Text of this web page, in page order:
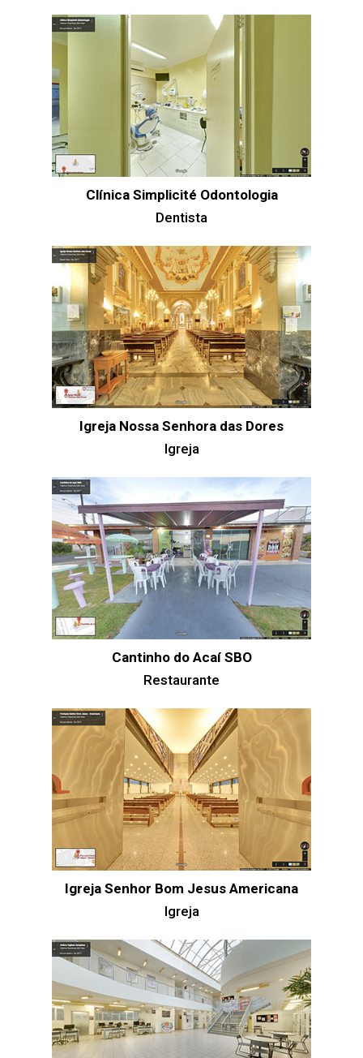
Clínica Simplicité Odontologia
Dentista
Igreja Nossa Senhora das Dores
Igreja
Cantinho do Acaí SBO
Restaurante
Igreja Senhor Bom Jesus Americana
Igreja